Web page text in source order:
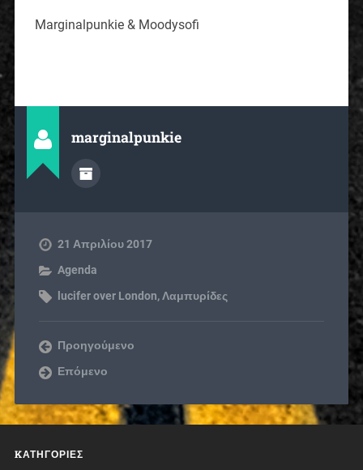
Marginalpunkie & Moodysofi
marginalpunkie
21 Απριλίου 2017
Agenda
lucifer over London,Λαμπυρίδες
Προηγούμενο
Επόμενο
KΑΤΗΓΟΡΊΕΣ